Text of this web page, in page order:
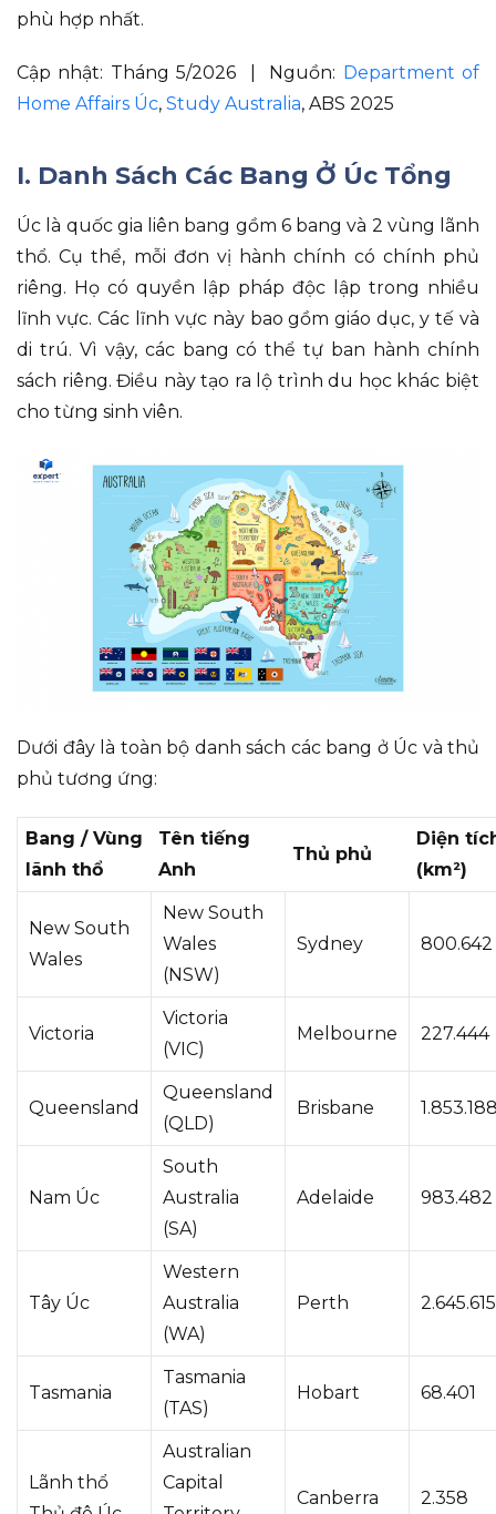
phù hợp nhất.
Cập nhật: Tháng 5/2026 | Nguồn: Department of
Home Affairs Úc, Study Australia, ABS 2025
I. Danh Sách Các Bang Ở Úc Tổng
Úc là quốc gia liên bang gồm 6 bang và 2 vùng lãnh
thổ.Cụ thể, mỗi đơn vị hành chính có chính phủ
riêng. Họ có quyền lập pháp độc lập trong nhiều
lĩnh vực. Các lĩnh vực này bao gồm giáo dục, y tế và
di trú. Vì vậy, các bang có thể tự ban hành chính
sách riêng.Điều này tạo ra lộ trình du học khác biệt
cho từng sinh viên.
Dưới đây là toàn bộ danh sách các bang ở Úc và thủ
phủ tương ứng:
Bang / Vùng
lãnh thổ
Tên tiếng
Anh
Thủ phủ
Diện
(km²)
New South
Wales
New South
Wales
(NSW)
Sydney 800.642
Victoria
Victoria
(VIC)
Melbourne 227.444
Queensland
Queensland
(QLD)
Brisbane
Nam Úc
South
Australia
(SA)
Adelaide 983.482
Tây Úc
Western
Australia
(WA)
Perth 2.645.615
Tasmania
Tasmania
(TAS)
Hobart 68.401
Lãnh thổ
Australian
Capital
Canberra 2.358